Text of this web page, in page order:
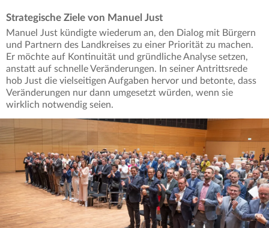
Strategische Ziele von Manuel Just
Manuel Just kündigte wiederum an, den Dialog mit Bürgern
und Partnern des Landkreises zu einer Priorität zu machen.
Er möchte auf Kontinuität und gründliche Analyse setzen,
anstatt auf schnelle Veränderungen. In seiner Antrittsrede
hob Just die vielseitigen Aufgaben hervor und betonte, dass
Veränderungen nur dann umgesetzt würden, wenn sie
wirklich notwendig seien.